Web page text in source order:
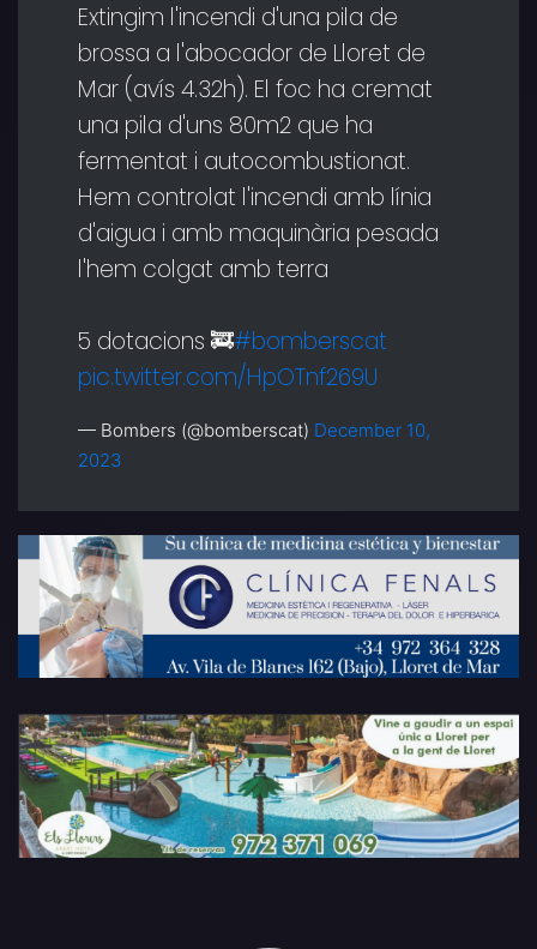
Extingim l'incendi d'una pila de
brossa a l'abocador de Lloret de
Mar (avís 4.32h). El foc ha cremat
una pila d'uns 80m2 que ha
fermentat i autocombustionat.
Hem controlat l'incendi amb línia
d'aigua i amb maquinària pesada
l'hem colgat amb terra
5 dotacions 🚒#bomberscat
pic.twitter.com/HpOTnf269U
— Bombers (@bomberscat) December 10,
2023